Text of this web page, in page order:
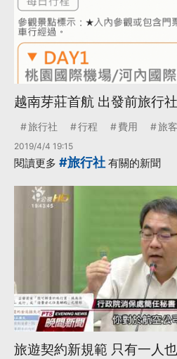
越南芽莊首航 出發前旅行
旅行社 行程 費用 旅客
2019/4/4 19:15
閱讀更多 #旅行社 有關的新聞
旅遊契約新規範 只有一人